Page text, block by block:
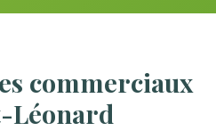
commerciaux
Léonard